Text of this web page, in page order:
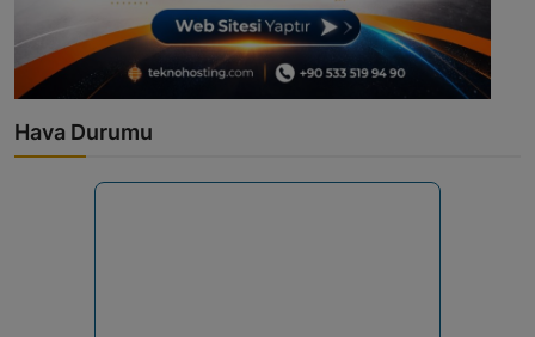
Hava Durumu